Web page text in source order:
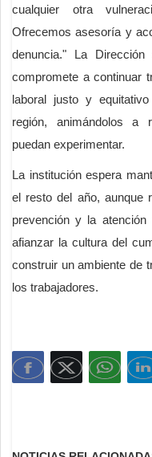
cualquier otra
Ofrecemos asesoría y
denuncia." La
compromete a continuar
laboral justo y
región, animándolos a
puedan experimentar.
La institución espera
el resto del año, aunque
prevención y la
afianzar la cultura del
construir un ambiente de
los trabajadores.